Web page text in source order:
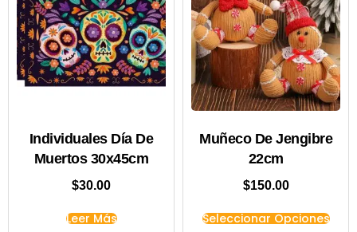
Individuales Día De
Muertos 30x45cm
$30.00
Leer Más
Muñeco De Jengibre
22cm
$150.00
Seleccionar Opciones